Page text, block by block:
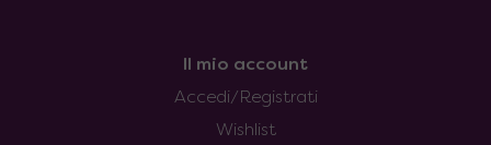
Il mio account
Accedi/Registrati
Wishlist